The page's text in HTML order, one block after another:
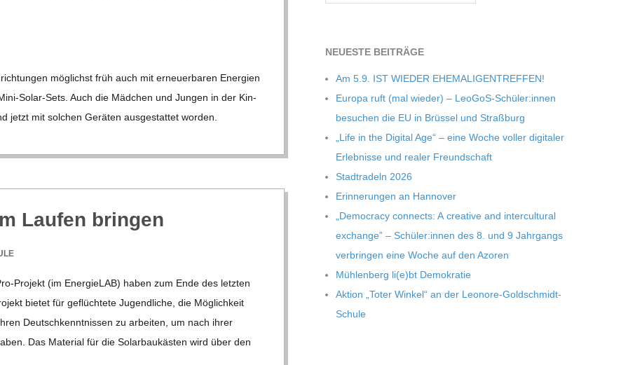
mög­lichst früh auch mit erneu­er­ba­ren Ener­gien
Solar-Sets. Auch die Mäd­chen und Jun­gen in der Kin­
jetzt mit sol­chen Gerä­ten aus­ge­stat­tet wor­den.
Lau­fen bringen
Pro­­jekt (im Ener­gie­LAB) haben zum Ende des letz­ten
bie­tet für geflüch­tete Jugend­li­che, die Mög­lich­keit
Deutsch­kennt­nis­sen zu arbei­ten, um nach ihrer
Das Mate­rial für die Solar­bau­käs­ten wird über den
NEU­ESTE BEITRÄGE
Am 5.9. IST WIEDER EHEMALIGENTREFFEN!
Europa ruft (mal wie­der) – LeoGoS-Schüler:innen
besu­chen die EU in Brüs­sel und Straßburg
„Life in the Digi­tal Age“ – eine Woche vol­ler digi­ta­ler
Erleb­nisse und rea­ler Freundschaft
Stadt­ra­deln 2026
Erin­ne­run­gen an Hannover
„Demo­cracy con­nects: A crea­tive and inter­cul­tu­ral
exch­ange” – Schüler:innen des 8. und 9 Jahr­gangs
ver­brin­gen eine Woche auf den Azoren
Müh­len­berg li(e)bt Demokratie
Aktion „Toter Win­kel“ an der Leonore-Goldschmidt-
Schule